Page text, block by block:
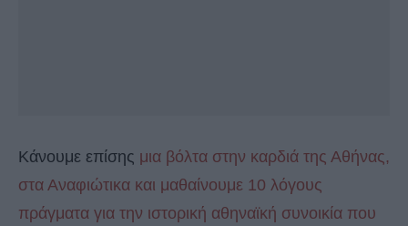
Κάνουμε επίσης μια βόλτα στην καρδιά της Αθήνας,
στα Αναφιώτικα και μαθαίνουμε 10 λόγους
πράγματα για την ιστορική αθηναϊκή συνοικία που